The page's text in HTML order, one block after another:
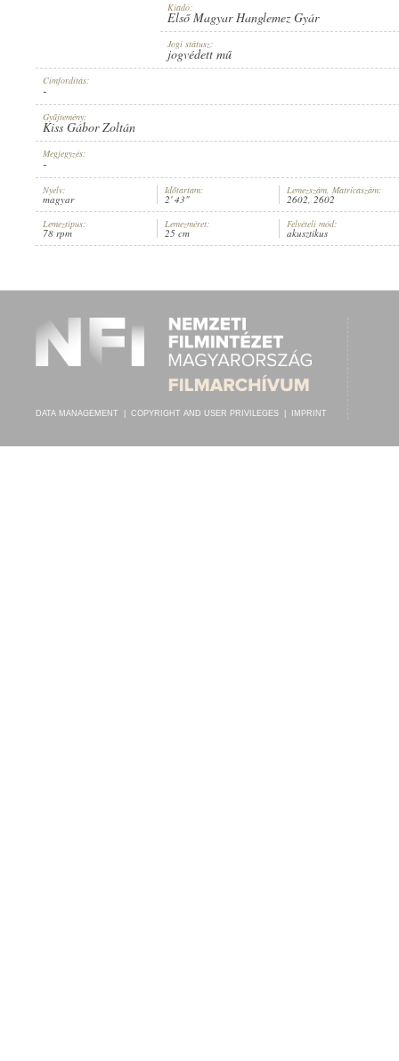
ARTIST: ,FŐVÁROSI ORFEUM ZENEKARA
PUBLISHER: ELSŐ MAGYAR HANGLEMEZ GYÁR
RECORD NUMBER:
Kiadó:
Első Magyar Hanglemez Gyár
Jogi státusz:
jogvédett mű
Címfordítás:
-
Gyűjtemény:
Kiss Gábor Zoltán
Megjegyzés:
-
Nyelv:
magyar
Időtartam:
2' 43"
Lemezszám, Matricaszám:
2602, 2602
Lemeztípus:
78 rpm
Lemezméret:
25 cm
Felvételi mód:
akusztikus
DATA MANAGEMENT COPYRIGHT AND USER PRIVILEGES IMPRINT